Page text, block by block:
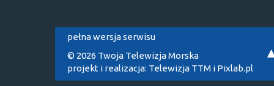
pełna wersja serwisu
© 2026 Twoja Telewizja Morska
projekt i realizacja: Telewizja TTM i Pixlab.pl